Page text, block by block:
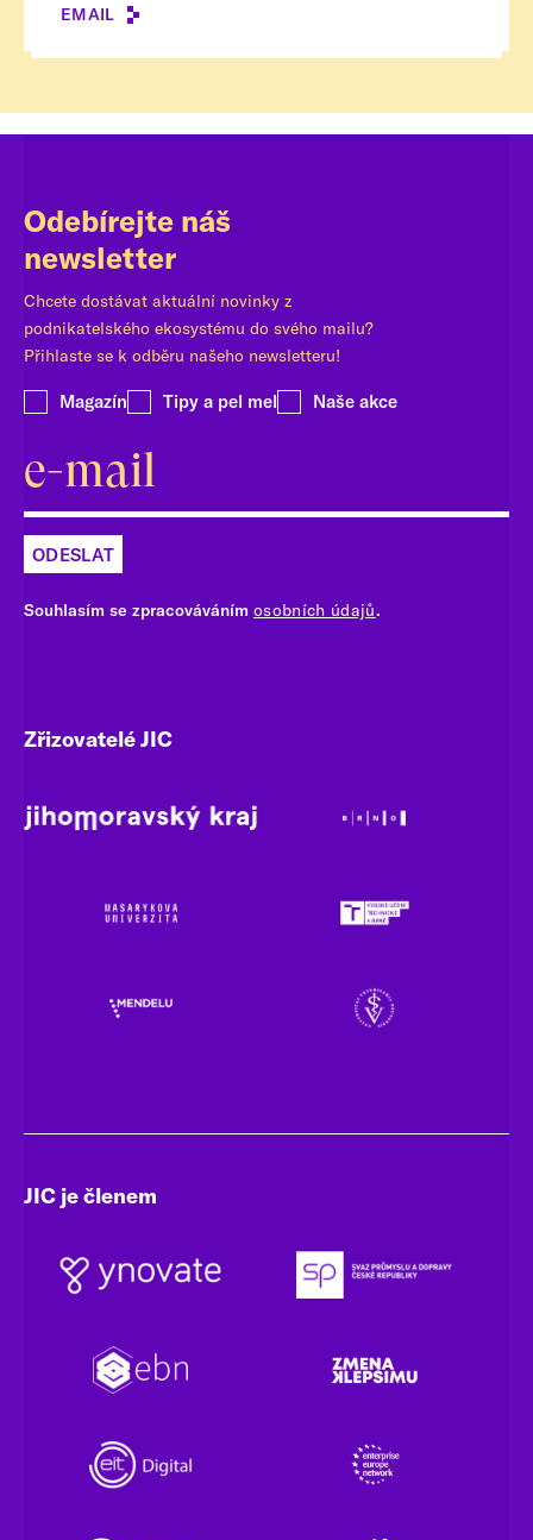
EMAIL
Odebírejte náš
newsletter
Chcete dostávat aktuální novinky z
podnikatelského ekosystému do svého mailu?
Přihlaste se k odběru našeho newsletteru!
Magazín Tipy a pel mel Naše akce
ODESLAT
Souhlasím se zpracováváním osobních údajů.
Zřizovatelé JIC
JIC je členem